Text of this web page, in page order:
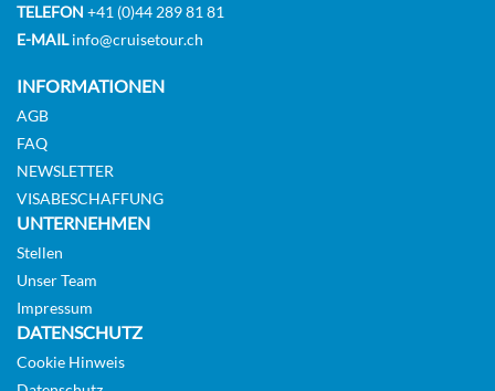
TELEFON +41 (0)44 289 81 81
E-MAILinfo@cruisetour.ch
INFORMATIONEN
AGB
FAQ
NEWSLETTER
VISABESCHAFFUNG
UNTERNEHMEN
Stellen
Unser Team
Impressum
DATENSCHUTZ
Cookie Hinweis